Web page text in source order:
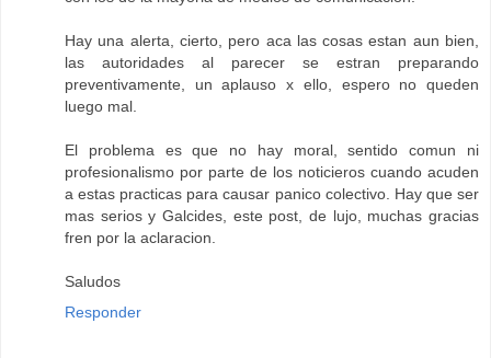
Hay una alerta, cierto, pero aca las cosas estan aun bien,
las autoridades al parecer se estran preparando
preventivamente, un aplauso x ello, espero no queden
luego mal.
El problema es que no hay moral, sentido comun ni
profesionalismo por parte de los noticieros cuando acuden
a estas practicas para causar panico colectivo. Hay que ser
mas serios y Galcides, este post, de lujo, muchas gracias
fren por la aclaracion.
Saludos
Responder